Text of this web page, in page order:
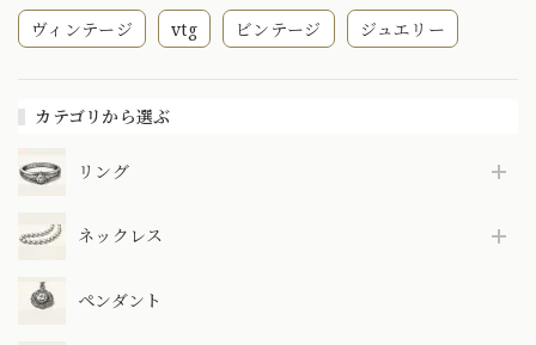
ヴィンテージ vtg ビンテージ ジュエリー
カテゴリから選ぶ
リング
ネックレス
ペンダント